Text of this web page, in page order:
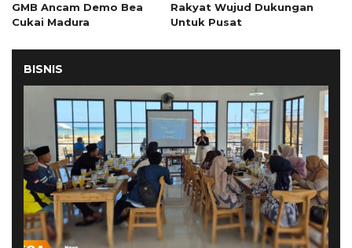
GMB Ancam Demo Bea
Cukai Madura
Rakyat Wujud Dukungan
Untuk Pusat
BISNIS